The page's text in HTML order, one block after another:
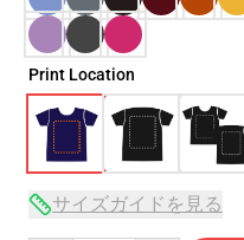
Print Location
サイズガイドを見る